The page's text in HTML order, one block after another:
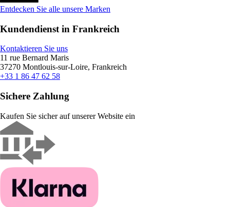
Entdecken Sie alle unsere Marken
Kundendienst in Frankreich
Kontaktieren Sie uns
11 rue Bernard Maris
37270 Montlouis-sur-Loire, Frankreich
+33 1 86 47 62 58
Sichere Zahlung
Kaufen Sie sicher auf unserer Website ein